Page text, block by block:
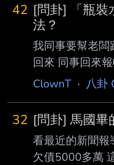
42 [問卦] 「瓶
法？
我同事要幫老闆
回來 同事回來
異了 有什麼比
ClownT · 八卦
32 [問卦] 馬國畢
看最近的新聞
欠債5000多萬